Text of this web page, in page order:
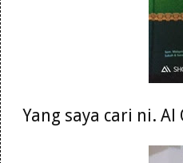
Yang saya cari ni. Al